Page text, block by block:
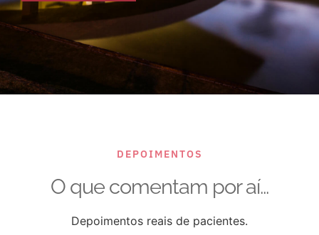
DEPOIMENTOS
O que comentam por aí...
Depoimentos reais de pacientes.